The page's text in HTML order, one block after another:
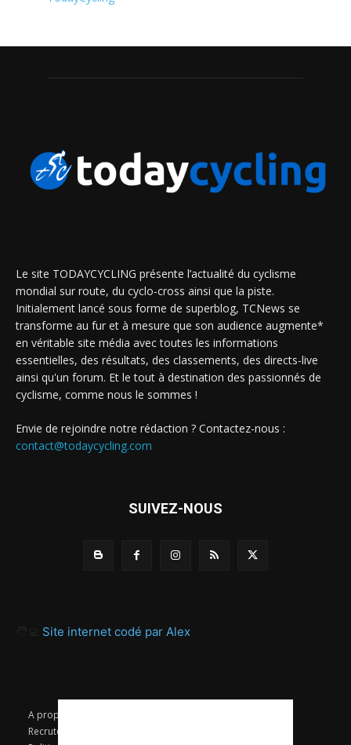
Le site TODAYCYCLING présente l’actualité du cyclisme
mondial sur route, du cyclo-cross ainsi que la piste.
Initialement lancé sous forme de superblog, TCNews se
transforme au fur et à mesure que son audience augmente*
en véritable site média avec toutes les informations
essentielles, des résultats, des classements, des directs-live
ainsi qu'un forum. Et le tout à destination des passionnés de
cyclisme, comme nous le sommes !
Envie de rejoindre notre rédaction ? Contactez-nous :
contact@todaycycling.com
SUIVEZ-NOUS
Site internet codé par Alex
A propos
Recrutement / Offres d’emploi